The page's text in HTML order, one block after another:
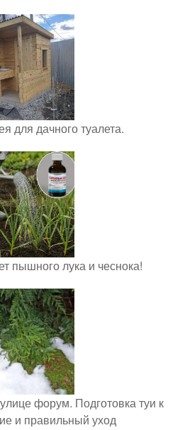
для дачного туалета.
пышного лука и чеснока!
форум. Подготовка туи к
и правильный уход